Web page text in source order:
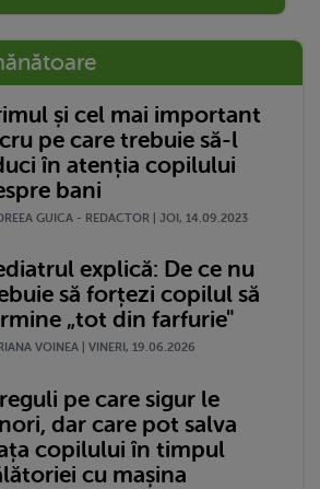
și cel mai important
pe care trebuie să-l
în atenția copilului
bani
GUICA - REDACTOR | JOI, 14.09.2023
explică: De ce nu
să forțezi copilul să
„tot din farfurie"
VOINEA | VINERI, 19.06.2026
pe care sigur le
dar care pot salva
copilului în timpul
cu mașina